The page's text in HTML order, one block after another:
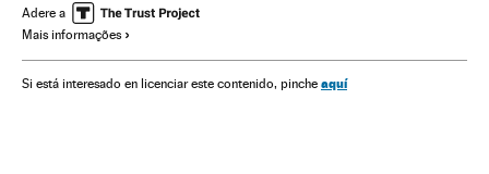
Meio ambiente Peste negra
América do Norte Epidemia Mundo Global Blogs
Adere a
Mais informações
Si está interesado en licenciar este contenido, pinche aquí